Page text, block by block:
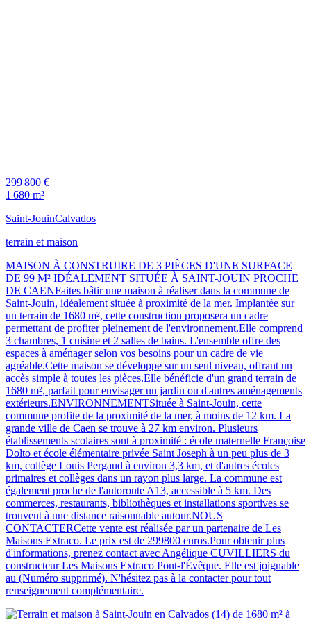
299 800 €
1 680 m²
Saint-JouinCalvados
terrain et maison
MAISON À CONSTRUIRE DE 3 PIÈCES D'UNE SURFACE
DE 99 M² IDÉALEMENT SITUÉE À SAINT-JOUIN PROCHE
DE CAENFaites bâtir une maison à réaliser dans la commune de
Saint-Jouin, idéalement située à proximité de la mer. Implantée sur
un terrain de 1680 m², cette construction proposera un cadre
permettant de profiter pleinement de l'environnement.Elle comprend
3 chambres, 1 cuisine et 2 salles de bains. L'ensemble offre des
espaces à aménager selon vos besoins pour un cadre de vie
agréable.Cette maison se développe sur un seul niveau, offrant un
accès simple à toutes les pièces.Elle bénéficie d'un grand terrain de
1680 m², parfait pour envisager un jardin ou d'autres aménagements
extérieurs.ENVIRONNEMENTSituée à Saint-Jouin, cette
commune profite de la proximité de la mer, à moins de 12 km. La
grande ville de Caen se trouve à 27 km environ. Plusieurs
établissements scolaires sont à proximité : école maternelle Françoise
Dolto et école élémentaire privée Saint Joseph à un peu plus de 3
km, collège Louis Pergaud à environ 3,3 km, et d'autres écoles
primaires et collèges dans un rayon plus large. La commune est
également proche de l'autoroute A13, accessible à 5 km. Des
commerces, restaurants, bibliothèques et installations sportives se
trouvent à une distance raisonnable autour.NOUS
CONTACTERCette vente est réalisée par un partenaire de Les
Maisons Extraco. Le prix est de 299800 euros.Pour obtenir plus
d'informations, prenez contact avec Angélique CUVILLIERS du
constructeur Les Maisons Extraco Pont-l'Évêque. Elle est joignable
au (Numéro supprimé). N'hésitez pas à la contacter pour tout
renseignement complémentaire.